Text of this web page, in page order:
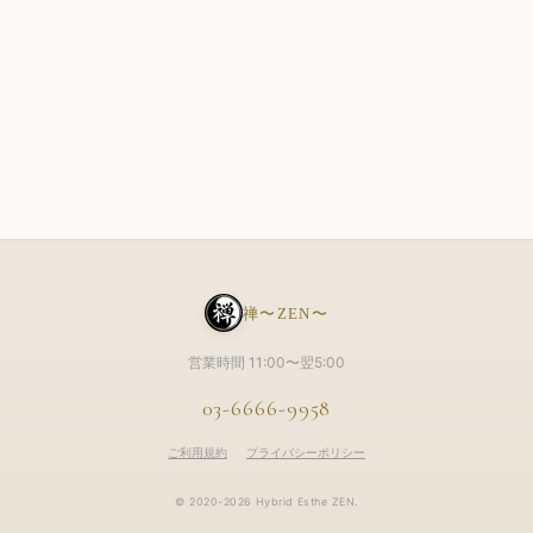
禅〜ZEN〜
営業時間 11:00〜翌5:00
03-6666-9958
ご利用規約 プライバシーポリシー
© 2020-2026 Hybrid Esthe ZEN.